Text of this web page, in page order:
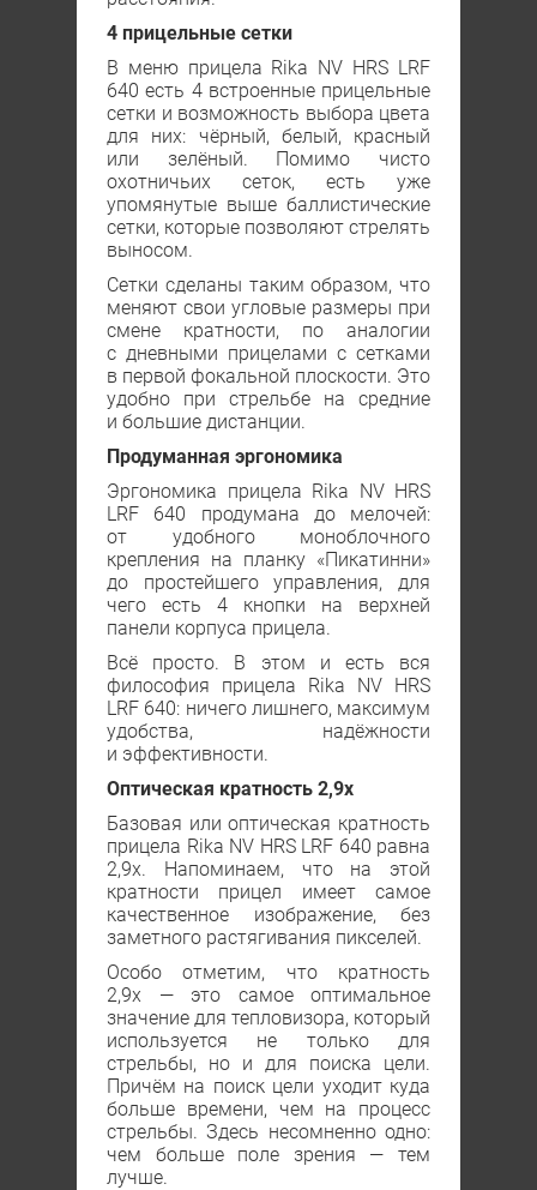
4 прицельные сетки
В меню прицела Rika NV HRS LRF
640 есть 4 встроенные прицельные
сетки и возможность выбора цвета
для них: чёрный, белый, красный
или зелёный. Помимо чисто
охотничьих сеток, есть уже
упомянутые выше баллистические
сетки, которые позволяют стрелять
выносом.
Сетки сделаны таким образом, что
меняют свои угловые размеры при
смене кратности, по аналогии
с дневными прицелами с сетками
в первой фокальной плоскости. Это
удобно при стрельбе на средние
и большие дистанции.
Продуманная эргономика
Эргономика прицела Rika NV HRS
LRF 640 продумана до мелочей:
от удобного моноблочного
крепления на планку «Пикатинни»
до простейшего управления, для
чего есть 4 кнопки на верхней
панели корпуса прицела.
Всё просто. В этом и есть вся
философия прицела Rika NV HRS
LRF 640: ничего лишнего, максимум
удобства, надёжности
и эффективности.
Оптическая кратность 2,9х
Базовая или оптическая кратность
прицела Rika NV HRS LRF 640 равна
2,9х. Напоминаем, что на этой
кратности прицел имеет самое
качественное изображение, без
заметного растягивания пикселей.
Особо отметим, что кратность
2,9х — это самое оптимальное
значение для тепловизора, который
используется не только для
стрельбы, но и для поиска цели.
Причём на поиск цели уходит куда
больше времени, чем на процесс
стрельбы. Здесь несомненно одно:
чем больше поле зрения — тем
лучше.